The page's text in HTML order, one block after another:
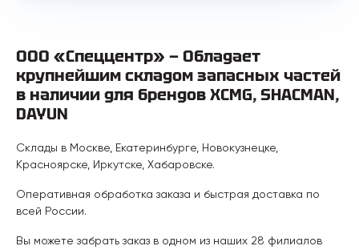
ООО «Спеццентр» — Обладает
крупнейшим складом запасных частей
в наличии для брендов XCMG, SHACMAN,
DAYUN
Склады в Москве, Екатеринбурге, Новокузнецке,
Красноярске, Иркутске, Хабаровске.
Оперативная обработка заказа и быстрая доставка по
всей России.
Вы можете забрать заказ в одном из наших 28 филиалов